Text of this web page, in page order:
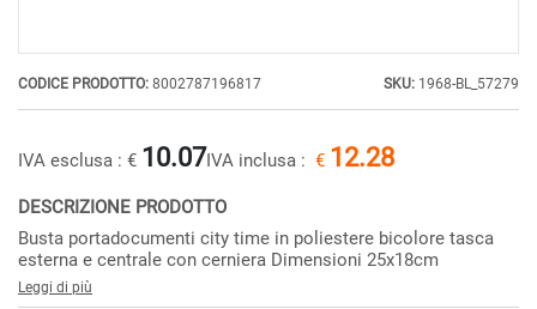
CODICE PRODOTTO: 8002787196817 SKU: 1968-BL_57279
IVA esclusa : € 10.07IVA inclusa : € 12.28
DESCRIZIONE PRODOTTO
Busta portadocumenti city time in poliestere bicolore tasca
esterna e centrale con cerniera Dimensioni 25x18cm
Leggi di più